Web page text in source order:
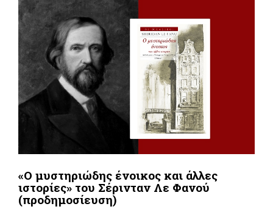
«Ο μυστηριώδης ένοικος και άλλες
ιστορίες» του Σέρινταν Λε Φανού
(προδημοσίευση)